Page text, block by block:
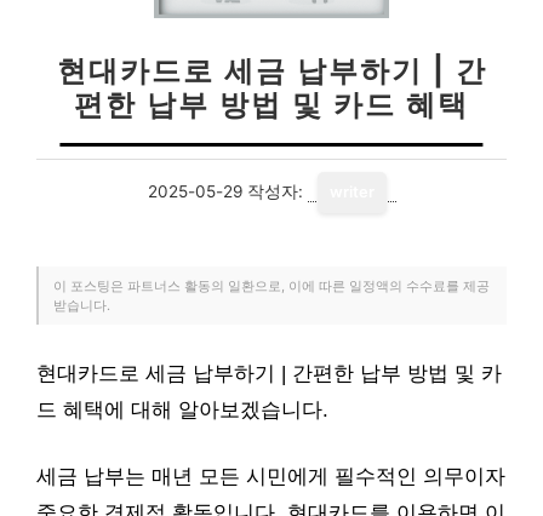
현대카드로 세금 납부하기 | 간
편한 납부 방법 및 카드 혜택
2025-05-29 작성자:
이 포스팅은 파트너스 활동의 일환으로, 이에 따른 일정액의 수수료를 제공
받습니다.
현대카드로 세금 납부하기 | 간편한 납부 방법 및 카
드 혜택에 대해 알아보겠습니다.
세금 납부는 매년 모든 시민에게 필수적인 의무이자